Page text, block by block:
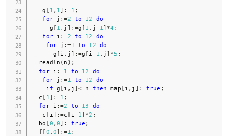
   g
[ 1 , 1 ] :=1 ;
for j :=2 to 12 do
     g
[ 1 , j ] :=g [ 1 , j - 1 ] *4 ;
for i :=2 to 12 do
for j :=1 to 12 do
      g
[ i , j ] :=g [ i - 1 , j ] *5 ;
  readln
( n ) ;
for i :=1 to 12 do
for j :=1 to 12 do
if g [ i , j ]<=n then map [ i , j ] :=true ;
  c
[ 1 ] :=1 ;
for i :=2 to 13 do
   c
[ i ] :=c [ i - 1 ] *2 ;
  bo
[0 , 0] :=true ;
  f
[0 , 0] :=1 ;